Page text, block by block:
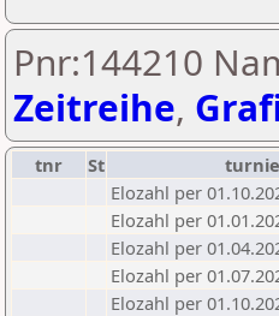
Pnr:144210
Zeitreihe,
tnr St
Elozahl per
Elozahl per
Elozahl per
Elozahl per
Elozahl per